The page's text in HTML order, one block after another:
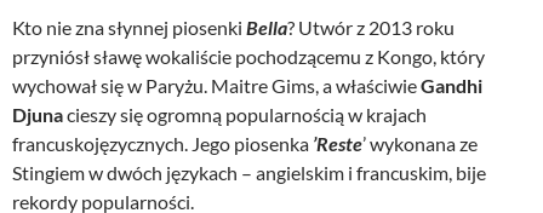
Kto nie zna słynnej piosenki Bella? Utwór z 2013 roku
przyniósł sławę wokaliście pochodzącemu z Kongo, który
wychował się w Paryżu. Maitre Gims, a właściwieGandhi
Djunacieszy się ogromną popularnością w krajach
francuskojęzycznych. Jego piosenka ’Reste’ wykonana ze
Stingiem w dwóch językach – angielskim i francuskim, bije
rekordy popularności.